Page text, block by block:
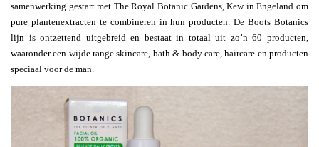
samenwerking gestart met The Royal Botanic Gardens, Kew in Engeland om
pure plantenextracten te combineren in hun producten. De Boots Botanics
lijn is ontzettend uitgebreid en bestaat in totaal uit zo’n 60 producten,
waaronder een wijde range skincare, bath & body care, haircare en producten
speciaal voor de man.